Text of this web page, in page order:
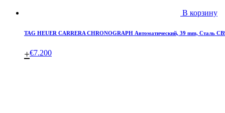
В корзину
TAG HEUER CARRERA CHRONOGRAPH Автоматический, 39 mm, Сталь
€7.200
+